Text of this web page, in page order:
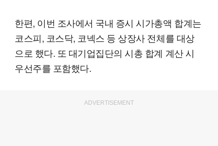
한편, 이번 조사에서 국내 증시 시가총액 합계는
코스피, 코스닥, 코넥스 등 상장사 전체를 대상
으로 했다. 또 대기업집단의 시총 합계 계산 시
우선주를 포함했다.
ADVERTISEMENT